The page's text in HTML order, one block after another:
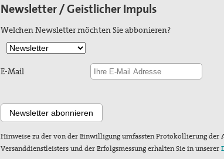
Newsletter / Geistlicher Impuls
Welchen Newsletter möchten Sie abbonieren?
E-Mail
Hinweise zu der von der Einwilligung umfassten Protokollierung der
Versanddienstleisters und der Erfolgsmessung erhalten Sie in unserer